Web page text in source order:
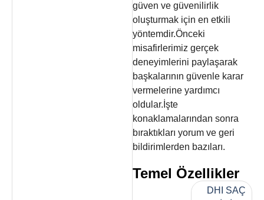
güven ve güvenilirlik
oluşturmak için en etkili
yöntemdir.Önceki
misafirlerimiz gerçek
deneyimlerini paylaşarak
başkalarının güvenle karar
vermelerine yardımcı
oldular.İşte
konaklamalarından sonra
bıraktıkları yorum ve geri
bildirimlerden bazıları.
Temel Özellikler
DHI SAÇ